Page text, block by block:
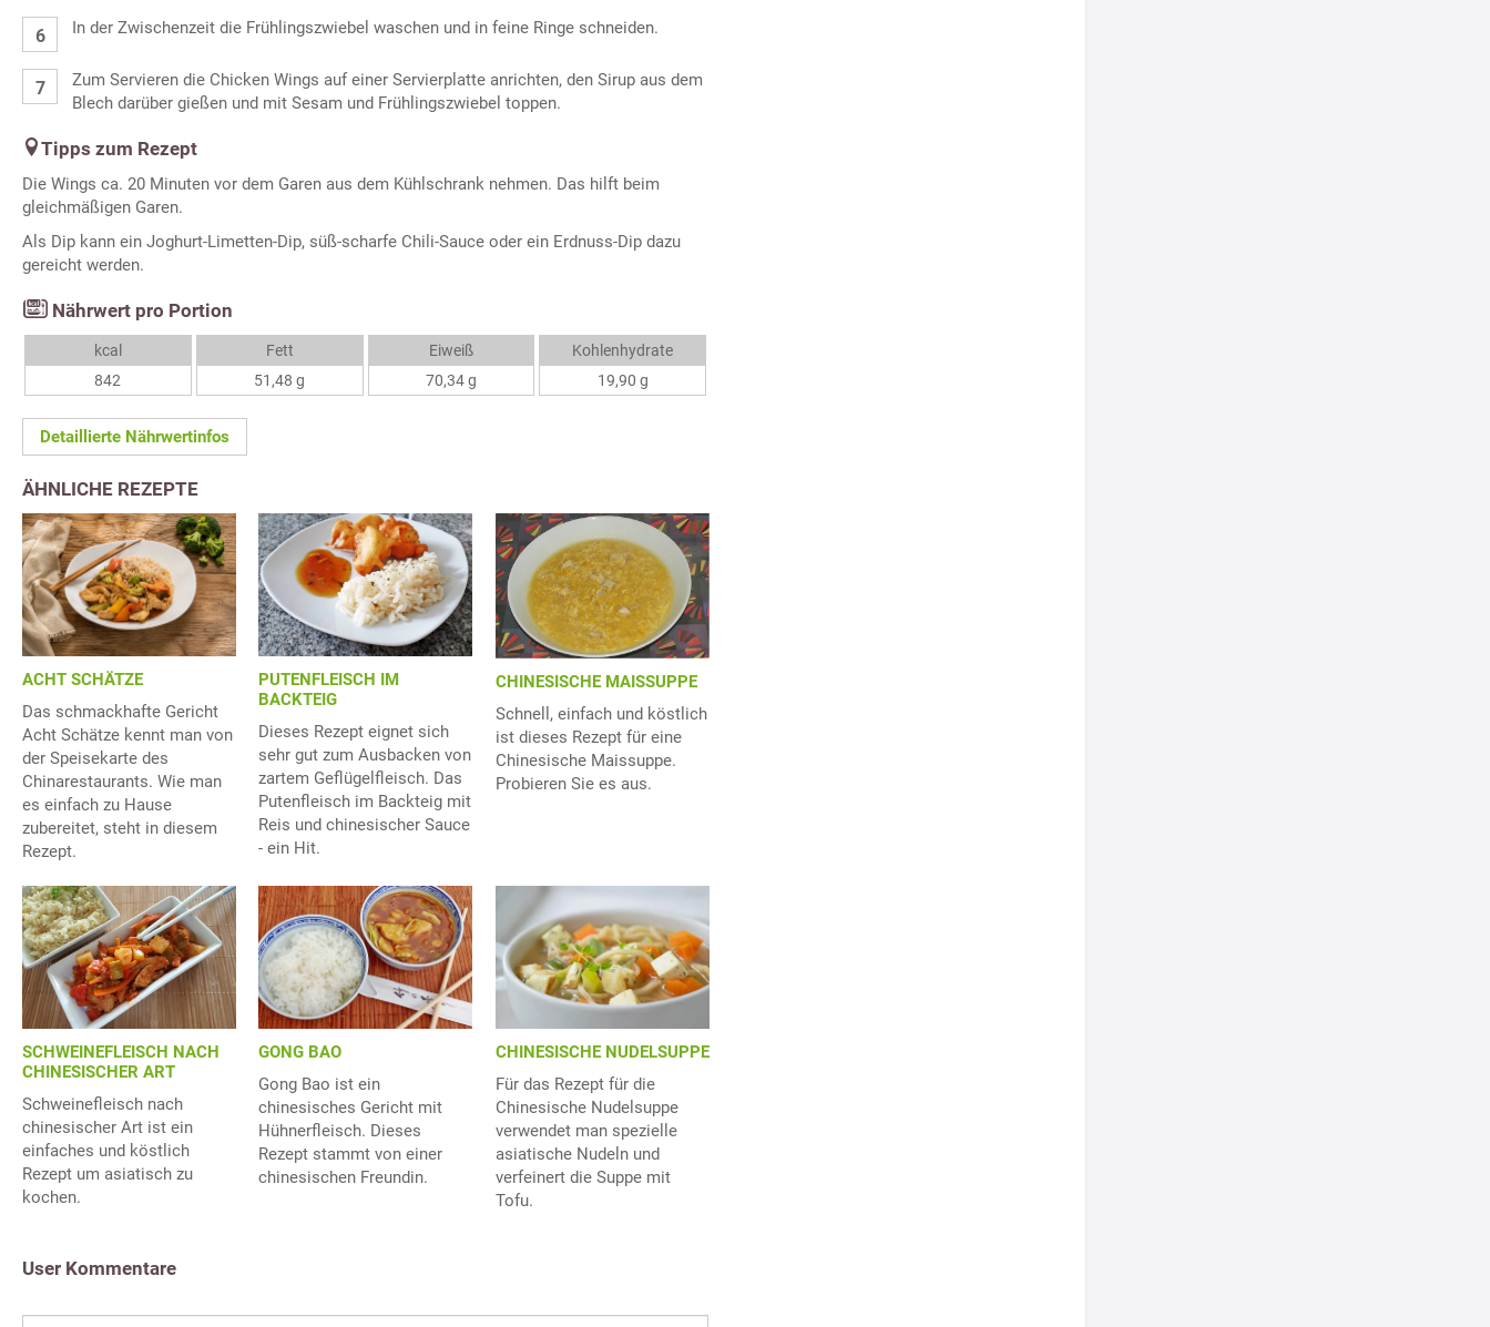
In der Zwischenzeit die Frühlingszwiebel waschen und in feine Ringe schneiden.
Zum Servieren die Chicken Wings auf einer Servierplatte anrichten, den Sirup aus dem
Blech darüber gießen und mit Sesam und Frühlingszwiebel toppen.
Tipps zum Rezept
Die Wings ca. 20 Minuten vor dem Garen aus dem Kühlschrank nehmen. Das hilft beim
gleichmäßigen Garen.
Als Dip kann ein Joghurt-Limetten-Dip, süß-scharfe Chili-Sauce oder ein Erdnuss-Dip dazu
gereicht werden.
Nährwert pro Portion
kcal
842
Fett
51,48 g
Eiweiß
70,34 g
Kohlenhydrate
19,90 g
Detaillierte Nährwertinfos
ÄHNLICHE REZEPTE
ACHT SCHÄTZE
Das schmackhafte Gericht
Acht Schätze kennt man von
der Speisekarte des
Chinarestaurants. Wie man
es einfach zu Hause
zubereitet, steht in diesem
Rezept.
PUTENFLEISCH IM
BACKTEIG
Dieses Rezept eignet sich
sehr gut zum Ausbacken von
zartem Geflügelfleisch. Das
Putenfleisch im Backteig mit
Reis und chinesischer Sauce
- ein Hit.
CHINESISCHE MAISSUPPE
Schnell, einfach und köstlich
ist dieses Rezept für eine
Chinesische Maissuppe.
Probieren Sie es aus.
SCHWEINEFLEISCH NACH
CHINESISCHER ART
Schweinefleisch nach
chinesischer Art ist ein
einfaches und köstlich
Rezept um asiatisch zu
kochen.
GONG BAO
Gong Bao ist ein
chinesisches Gericht mit
Hühnerfleisch. Dieses
Rezept stammt von einer
chinesischen Freundin.
CHINESISCHE NUDELSUPPE
Für das Rezept für die
Chinesische Nudelsuppe
verwendet man spezielle
asiatische Nudeln und
verfeinert die Suppe mit
Tofu.
User Kommentare